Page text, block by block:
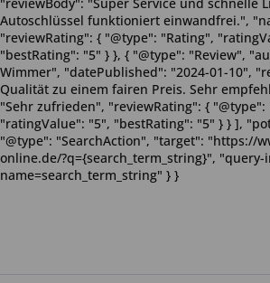
Autoschlüssel funktioniert einwandfrei.",
"reviewRating": { "@type": "Rating",
"bestRating": "5" } }, { "@type": "Review",
Wimmer", "datePublished": "2024-01-10",
Qualität zu einem fairen Preis. Sehr
"Sehr zufrieden", "reviewRating": { "@type":
"ratingValue": "5", "bestRating": "5" } } ],
"@type": "SearchAction", "target": "https://
online.de/?q={search_term_string}",
name=search_term_string" } }